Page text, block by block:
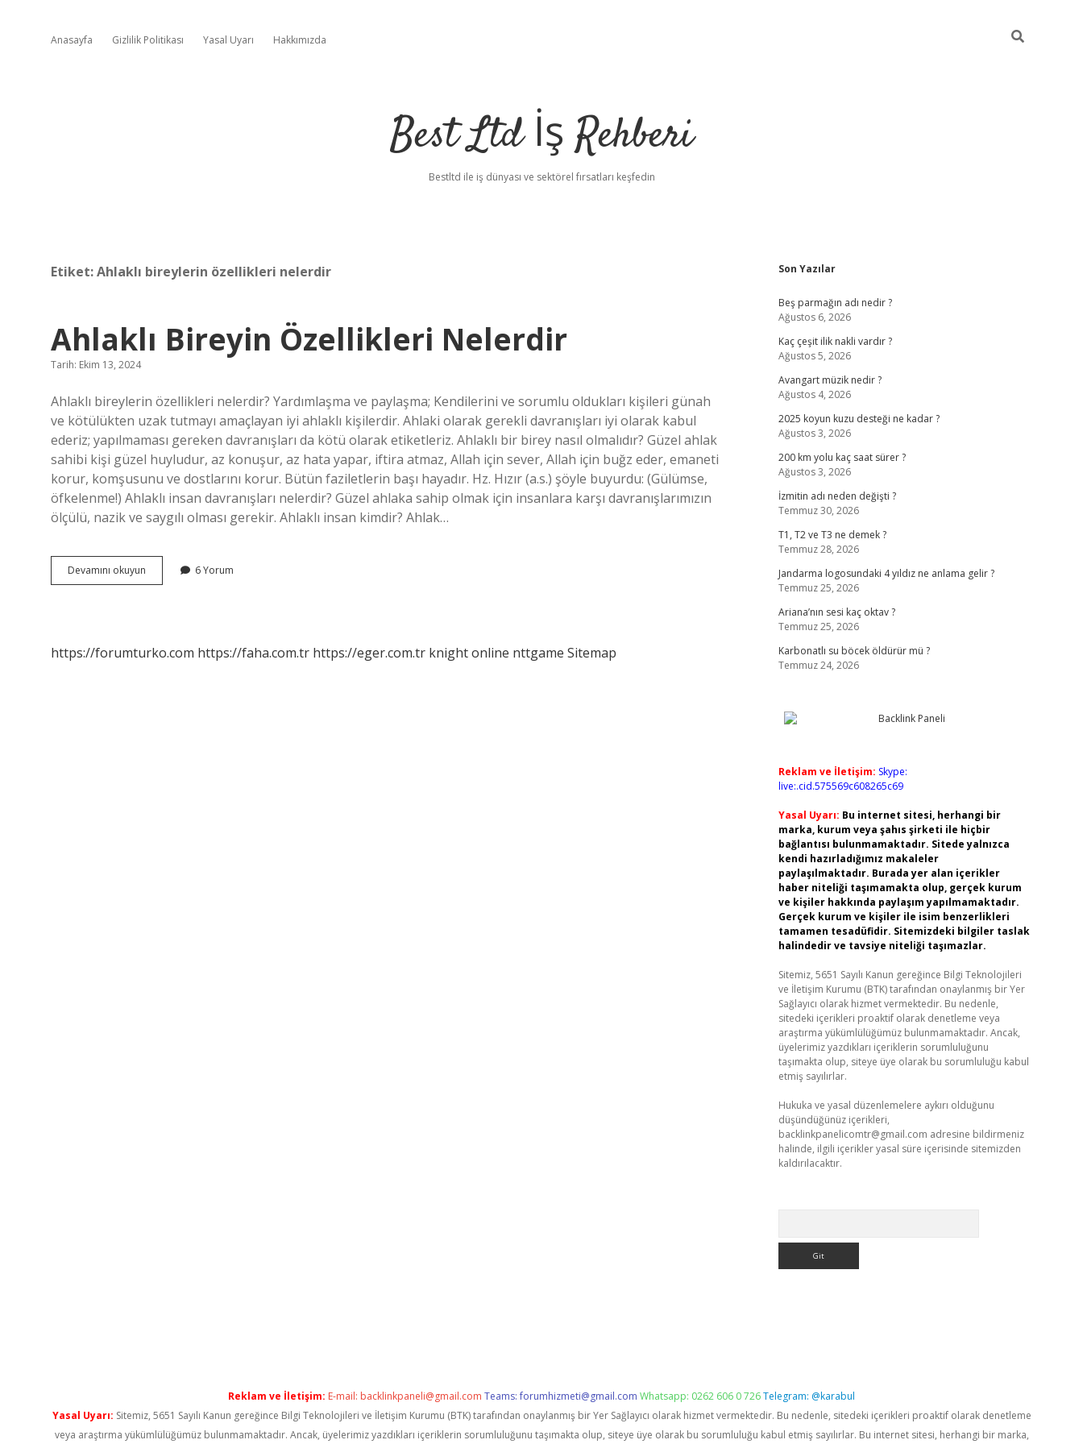
Anasayfa Gizlilik Politikası Yasal Uyarı Hakkımızda
Best Ltd İş Rehberi
Bestltd ile iş dünyası ve sektörel fırsatları keşfedin
Etiket:Ahlaklı bireylerin özellikleri nelerdir
Ahlaklı Bireyin Özellikleri Nelerdir
Tarih: Ekim 13, 2024
Ahlaklı bireylerin özellikleri nelerdir? Yardımlaşma ve paylaşma; Kendilerini ve sorumlu oldukları kişileri günah
ve kötülükten uzak tutmayı amaçlayan iyi ahlaklı kişilerdir. Ahlaki olarak gerekli davranışları iyi olarak kabul
ederiz; yapılmaması gereken davranışları da kötü olarak etiketleriz. Ahlaklı bir birey nasıl olmalıdır? Güzel ahlak
sahibi kişi güzel huyludur, az konuşur, az hata yapar, iftira atmaz, Allah için sever, Allah için buğz eder, emaneti
korur, komşusunu ve dostlarını korur. Bütün faziletlerin başı hayadır. Hz. Hızır (a.s.) şöyle buyurdu: (Gülümse,
öfkelenme!) Ahlaklı insan davranışları nelerdir? Güzel ahlaka sahip olmak için insanlara karşı davranışlarımızın
ölçülü, nazik ve saygılı olması gerekir. Ahlaklı insan kimdir? Ahlak…
Devamını okuyun
Bireyin
6 Yorum
https://forumturko.com https://faha.com.tr https://eger.com.tr knight online nttgame Sitemap
Sidebar
Son Yazılar
Beş parmağın adı nedir ?
Ağustos 6, 2026
Kaç çeşit ilik nakli vardır ?
Ağustos 5, 2026
Avangart müzik nedir ?
Ağustos 4, 2026
2025 koyun kuzu desteği ne kadar ?
Ağustos 3, 2026
200 km yolu kaç saat sürer ?
Ağustos 3, 2026
İzmitin adı neden değişti ?
Temmuz 30, 2026
T1, T2 ve T3 ne demek ?
Temmuz 28, 2026
Jandarma logosundaki 4 yıldız ne anlama gelir ?
Temmuz 25, 2026
Ariana’nın sesi kaç oktav ?
Temmuz 25, 2026
Karbonatlı su böcek öldürür mü ?
Temmuz 24, 2026
Reklam ve İletişim: Skype:
live:.cid.575569c608265c69
Yasal Uyarı: Bu internet sitesi, herhangi bir
marka, kurum veya şahıs şirketi ile hiçbir
bağlantısı bulunmamaktadır. Sitede yalnızca
kendi hazırladığımız makaleler
paylaşılmaktadır. Burada yer alan içerikler
haber niteliği taşımamakta olup, gerçek kurum
ve kişiler hakkında paylaşım yapılmamaktadır.
Gerçek kurum ve kişiler ile isim benzerlikleri
tamamen tesadüfidir. Sitemizdeki bilgiler taslak
halindedir ve tavsiye niteliği taşımazlar.
Sitemiz, 5651 Sayılı Kanun gereğince Bilgi Teknolojileri
ve İletişim Kurumu (BTK) tarafından onaylanmış bir Yer
Sağlayıcı olarak hizmet vermektedir. Bu nedenle,
sitedeki içerikleri proaktif olarak denetleme veya
araştırma yükümlülüğümüz bulunmamaktadır. Ancak,
üyelerimiz yazdıkları içeriklerin sorumluluğunu
taşımakta olup, siteye üye olarak bu sorumluluğu kabul
etmiş sayılırlar.
Hukuka ve yasal düzenlemelere aykırı olduğunu
düşündüğünüz içerikleri,
backlinkpanelicomtr@gmail.com adresine bildirmeniz
halinde, ilgili içerikler yasal süre içerisinde sitemizden
kaldırılacaktır.
Reklam ve İletişim: E-mail: backlinkpaneli@gmail.com Teams:forumhizmeti@gmail.com Whatsapp: 0262 606 0 726Telegram: @karabul
Yasal Uyarı: Sitemiz, 5651 Sayılı Kanun gereğince Bilgi Teknolojileri ve İletişim Kurumu (BTK) tarafından onaylanmış bir Yer Sağlayıcı olarak hizmet vermektedir. Bu nedenle, sitedeki içerikleri proaktif olarak denetleme
veya araştırma yükümlülüğümüz bulunmamaktadır. Ancak, üyelerimiz yazdıkları içeriklerin sorumluluğunu taşımakta olup, siteye üye olarak bu sorumluluğu kabul etmiş sayılırlar. Bu internet sitesi, herhangi bir marka,